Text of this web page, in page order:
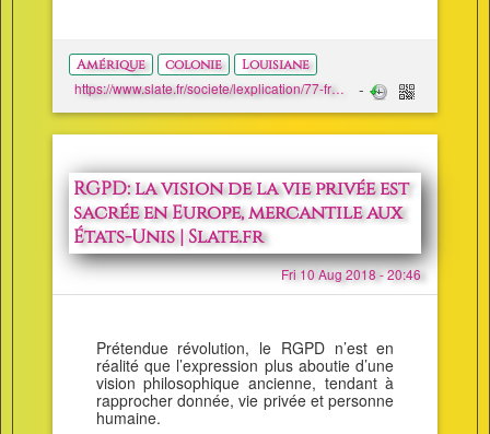
Amérique colonie Louisiane
https://www.slate.fr/societe/lexplication/77-france-vente-louisiane-etats-unis-amerique-napoleon-histoire
RGPD: la vision de la vie privée est
sacrée en Europe, mercantile aux
États-Unis | Slate.fr
Fri 10 Aug 2018 - 20:46
Prétendue révolution, le RGPD n’est en
réalité que l’expression plus aboutie d’une
vision philosophique ancienne, tendant à
rapprocher donnée, vie privée et personne
humaine.